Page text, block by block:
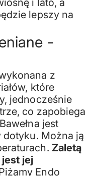
lepszy na
-
z
które
jednocześnie
co zapobiega
jest
Można ją
Zaletą
jest jej
Endo